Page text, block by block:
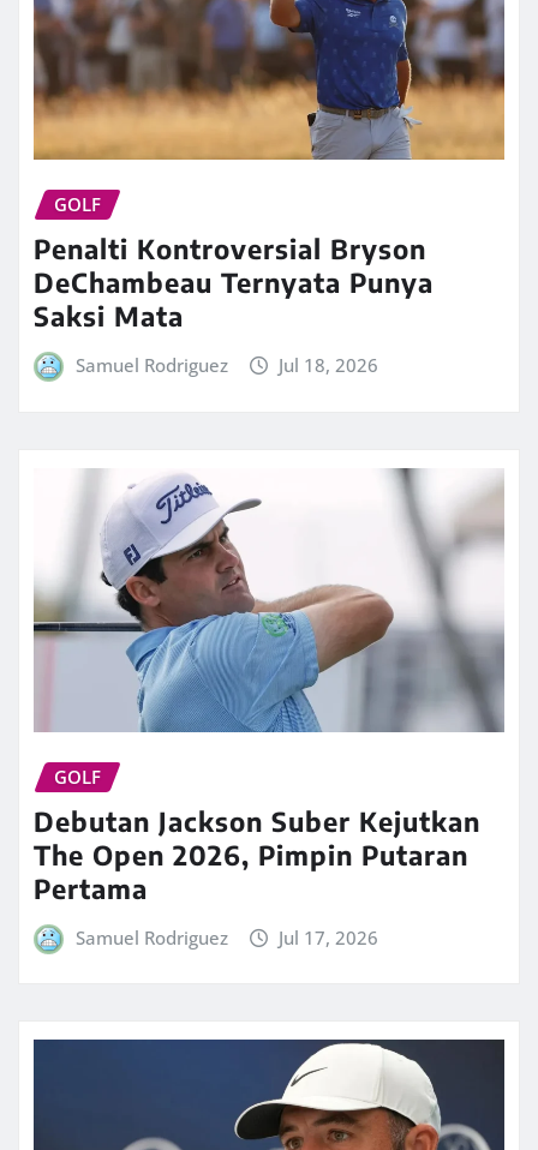
GOLF
Penalti Kontroversial Bryson
DeChambeau Ternyata Punya
Saksi Mata
Samuel Rodriguez Jul 18, 2026
GOLF
Debutan Jackson Suber Kejutkan
The Open 2026, Pimpin Putaran
Pertama
Samuel Rodriguez Jul 17, 2026